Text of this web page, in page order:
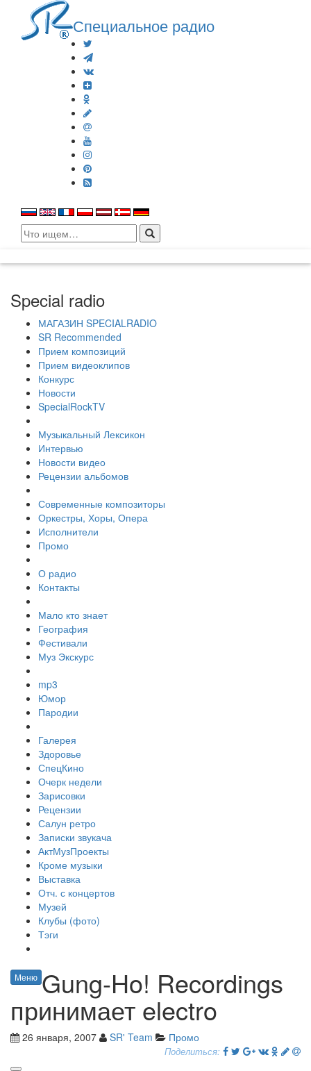
Специальное радио
Search
for:
Special radio
МАГАЗИН SPECIALRADIO
SR Recommended
Прием композиций
Прием видеоклипов
Конкурс
Новости
SpecialRockTV
Музыкальный Лексикон
Интервью
Новости видео
Рецензии альбомов
Современные композиторы
Оркестры, Хоры, Опера
Исполнители
Промо
О радио
Контакты
Мало кто знает
География
Фестивали
Муз Экскурс
mp3
Юмор
Пародии
Галерея
Здоровье
СпецКино
Очерк недели
Зарисовки
Рецензии
Салун ретро
Записки звукача
АктМузПроекты
Кроме музыки
Выставка
Отч. с концертов
Музей
Клубы (фото)
Тэги
Меню Gung-Ho! Recordings
принимает electro
26 января, 2007 SR' Team Промо
Поделиться: